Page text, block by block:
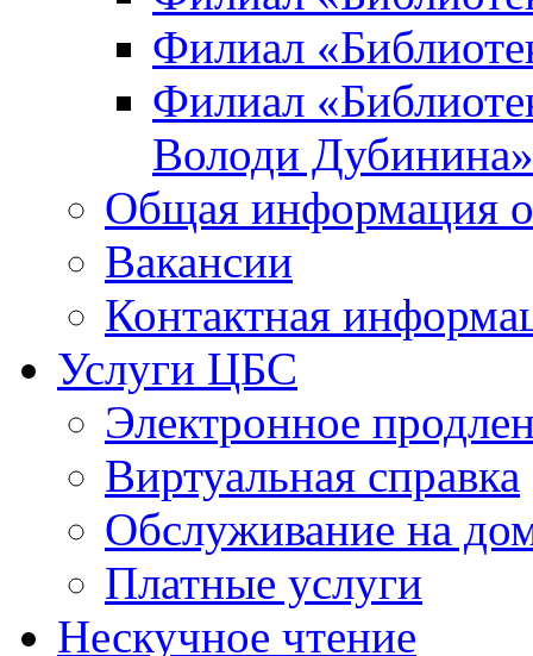
Филиал
Филиал
Володи Дубинина»
Общая информация
Вакансии
Контактная
Услуги ЦБС
Электронное
Виртуальная справка
Обслуживание на
Платные услуги
Нескучное чтение